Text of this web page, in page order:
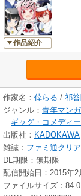
作品紹介
作家名： 倖らる / 祁
ジャンル： 青年マンガ
ギャグ・コメディー
出版社： KADOKAWA
雑誌： ファミ通クリ
DL期限：無期限
配信開始日：2015年2
ファイルサイズ：